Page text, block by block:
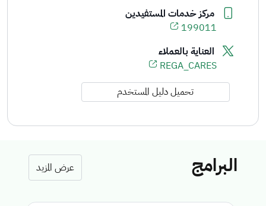
مركز خدمات المستفيدين
199011
العناية بالعملاء
REGA_CARES
تحميل دليل المستخدم
البرامج عرض المزيد